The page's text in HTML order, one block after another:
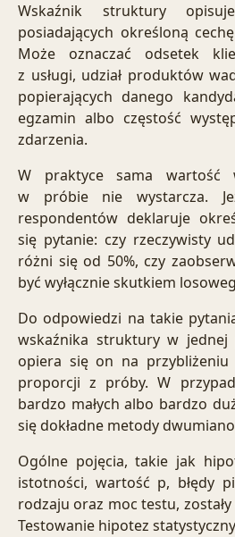
Wskaźnik struktury
posiadających określoną
Może oznaczać odsetek
z usługi, udział produktów
popierających danego
egzamin albo częstość
zdarzenia.
W praktyce sama wartość
w próbie nie wystarcza.
respondentów deklaruje
się pytanie: czy rzeczywisty
różni się od 50%, czy
być wyłącznie skutkiem
Do odpowiedzi na takie
wskaźnika struktury w jednej
opiera się on na przybliżeniu
proporcji z próby. W
bardzo małych albo bardzo
się dokładne metody
Ogólne pojęcia, takie jak
istotności, wartość p, błędy
rodzaju oraz moc testu,
Testowanie hipotez